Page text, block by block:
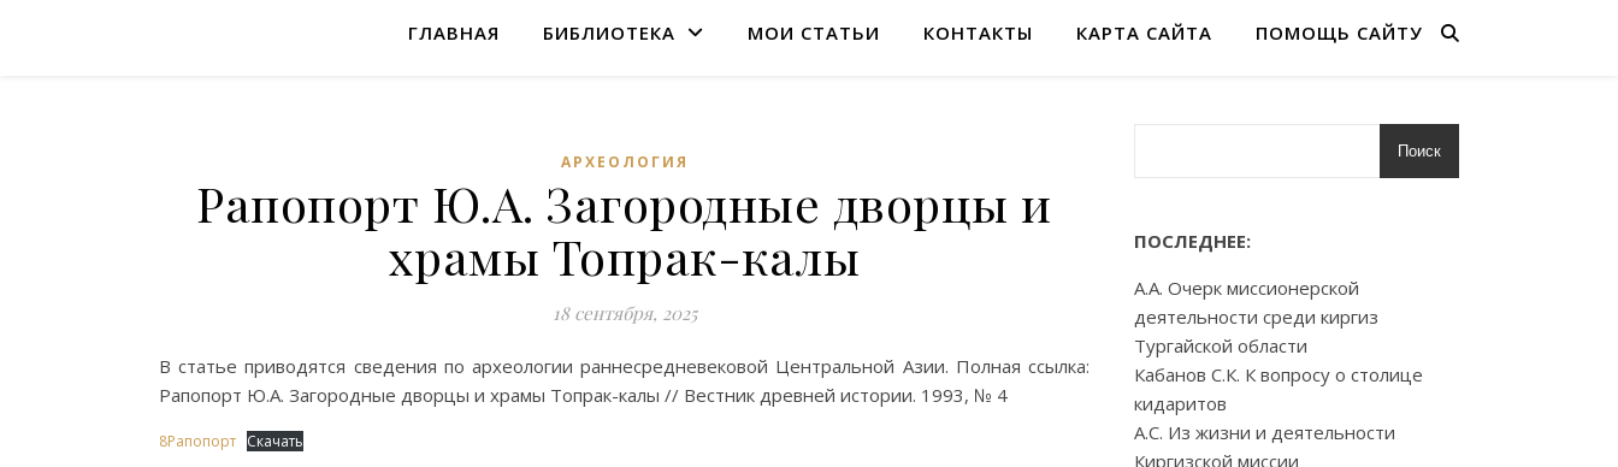
ГЛАВНАЯ БИБЛИОТЕКА МОИ СТАТЬИ КОНТАКТЫ КАРТА САЙТА ПОМОЩЬ САЙТУ
АРХЕОЛОГИЯ
Рапопорт Ю.А. Загородные дворцы и
храмы Топрак-калы
18 сентября, 2025
В статье приводятся сведения по археологии раннесредневековой Центральной Азии. Полная ссылка:
Рапопорт Ю.А. Загородные дворцы и храмы Топрак-калы // Вестник древней истории. 1993, № 4
8Рапопорт Скачать
Поиск
ПОСЛЕДНЕЕ:
А.А. Очерк миссионерской
деятельности среди киргиз
Тургайской области
Кабанов С.К. К вопросу о столице
кидаритов
А.С. Из жизни и деятельности
Киргизской миссии